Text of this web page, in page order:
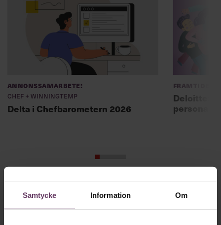
Samtycke Information Om
Annonssamarbete:
Chef + Winningtemp
Delta i Chefbarometern 2026
Deloitte:
personal
Skriv som en vd med en
app